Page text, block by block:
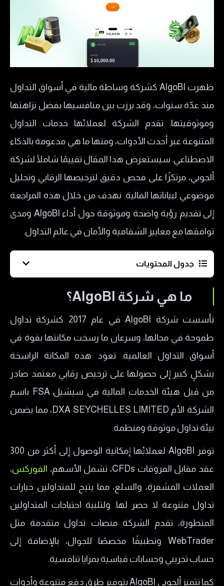
ظهرت AlgoBI كشركة وساطة مالية في أسواق التداول
منذ عدّة سنوات، وقد برزت بين منافسيها بفضل نزاهتها
وموثوقيتها. تقدم الشركة لعملائها خدمات التداول
المتنوعة عبر أحدث الأدوات، ومنها ما هي مدعومة بالذكاء
الاصطناعي. سيستعرض هذا المقال تقييمًا شاملًا لشركة
ألجوبي، مرتكزًا على فحص دقيق لترخيصها الرقابي وتحليل
موضوعي لبياناتها المالية. نهدف من خلال هذه المراجعة
إلى تقديم رؤية واضحة وموثوقة حول أداء AlgoBI ومدى
توافقها مع معايير الشفافية والأمان في عالم التداول.
جدول المحتويات
إيجابيات شركة ألجوبي AlgoBI
حسابات التداول في AlgoBI
الحساب التجريبي
الحساب الحقيقي في AlgoBI
AlgoBI الحساب الإسلامي
منصات التداول في شركة AlgoBI
AlgoBI WebTrader
تطبيق AlgoBI للجوال
الأصول المالية المتاحة لدى شركة ألجوبي
رسوم شركة AlgoBI
خدمة العملاء في شركة AlgoBI
ما هي شركة AlgoBI؟
تأسست شركة AlgoBI في عام 2017 كشركة تداول
طموحة في مجالها، وسرعان ما رسخت مكانتها بقوة في
أسواق التداول العالمية. تعود هذه المكانة الراسخة
بشكلٍ كبير إلى حصولها على ترخيص رقابي معتمد صادر
من قبل هيئة الخدمات المالية في سيشيل FSA باسم
الشركة الأم DXA SEYCHELLES LIMITED، مما يضمن
بيئة تداول موثوقة ومنظمة.
توفر AlgoBI لعملائها إمكانية الوصول إلى أكثر من 300
عقد مقابل الفروقات CFDs، تشمل الأسهم،
الفوركس،
العملات المشفرة، والسلع، مما يتيح للمتداولين خيارات
تداول متنوعة لا حصر لها. ولتلبية احتياجات المتداولين
المتطورة، تقدم الشركة منصات تداول متقدمة مثل
WebTrader وتطبيقًا مخصصًا للجوال، بالإضافة إلى
حساب تجريبي وحسابات قياسية بمزايا تنافسية.
كما تتميز ألجوبي AlgoBI بتوفير طرق دفع متنوعة وأدوات